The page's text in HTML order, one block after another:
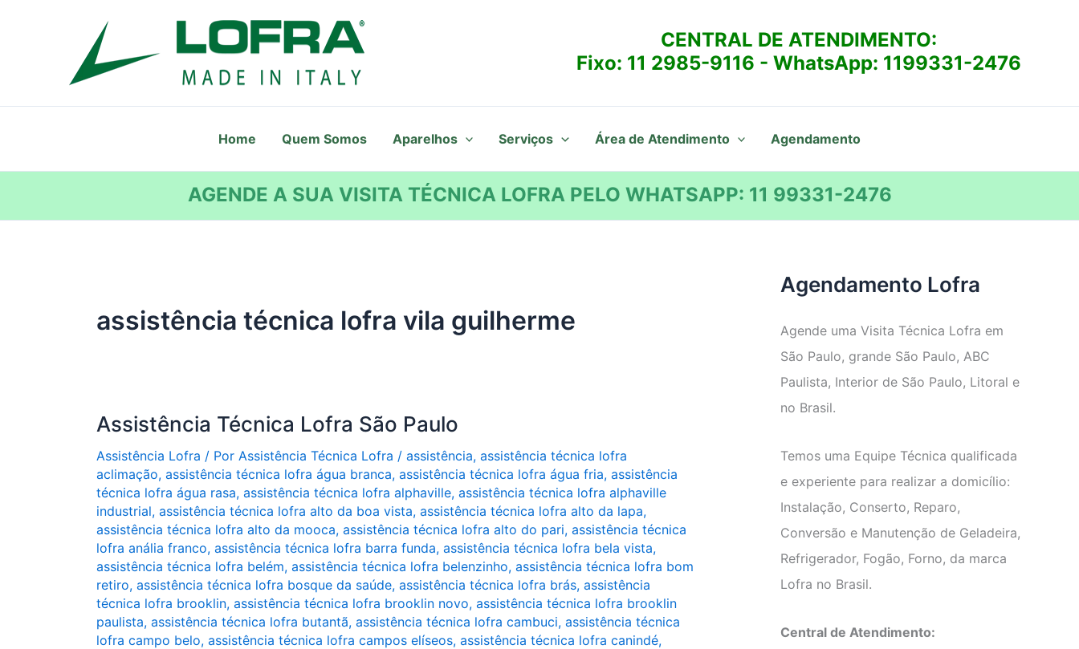
CENTRAL DE ATENDIMENTO:
Fixo: 11 2985-9116 - WhatsApp: 1199331-2476
Home Quem Somos Aparelhos Serviços Área de Atendimento Agendamento
AGENDE A SUA VISITA TÉCNICA LOFRA PELO WHATSAPP: 11 99331-2476
assistência técnica lofra vila guilherme
Assistência Técnica Lofra São Paulo
Assistência Lofra / Por Assistência Técnica Lofra / assistência, assistência técnica lofra
aclimação, assistência técnica lofra água branca, assistência técnica lofra água fria, assistência
técnica lofra água rasa, assistência técnica lofra alphaville, assistência técnica lofra alphaville
industrial, assistência técnica lofra alto da boa vista, assistência técnica lofra alto da lapa,
assistência técnica lofra alto da mooca, assistência técnica lofra alto do pari, assistência técnica
lofra anália franco, assistência técnica lofra barra funda, assistência técnica lofra bela vista,
assistência técnica lofra belém, assistência técnica lofra belenzinho, assistência técnica lofra bom
retiro, assistência técnica lofra bosque da saúde, assistência técnica lofra brás, assistência
técnica lofra brooklin, assistência técnica lofra brooklin novo, assistência técnica lofra brooklin
paulista, assistência técnica lofra butantã, assistência técnica lofra cambuci, assistência técnica
lofra campo belo, assistência técnica lofra campos elíseos, assistência técnica lofra canindé,
Agendamento Lofra
Agende uma Visita Técnica Lofra em
São Paulo, grande São Paulo, ABC
Paulista, Interior de São Paulo, Litoral e
no Brasil.
Temos uma Equipe Técnica qualificada
e experiente para realizar a domicílio:
Instalação, Conserto, Reparo,
Conversão e Manutenção de Geladeira,
Refrigerador, Fogão, Forno, da marca
Lofra no Brasil.
Central de Atendimento: